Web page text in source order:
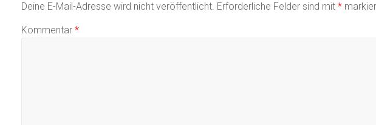
Deine E-Mail-Adresse wird nicht veröffentlicht. Erforderliche Felder sind mit *
Kommentar *